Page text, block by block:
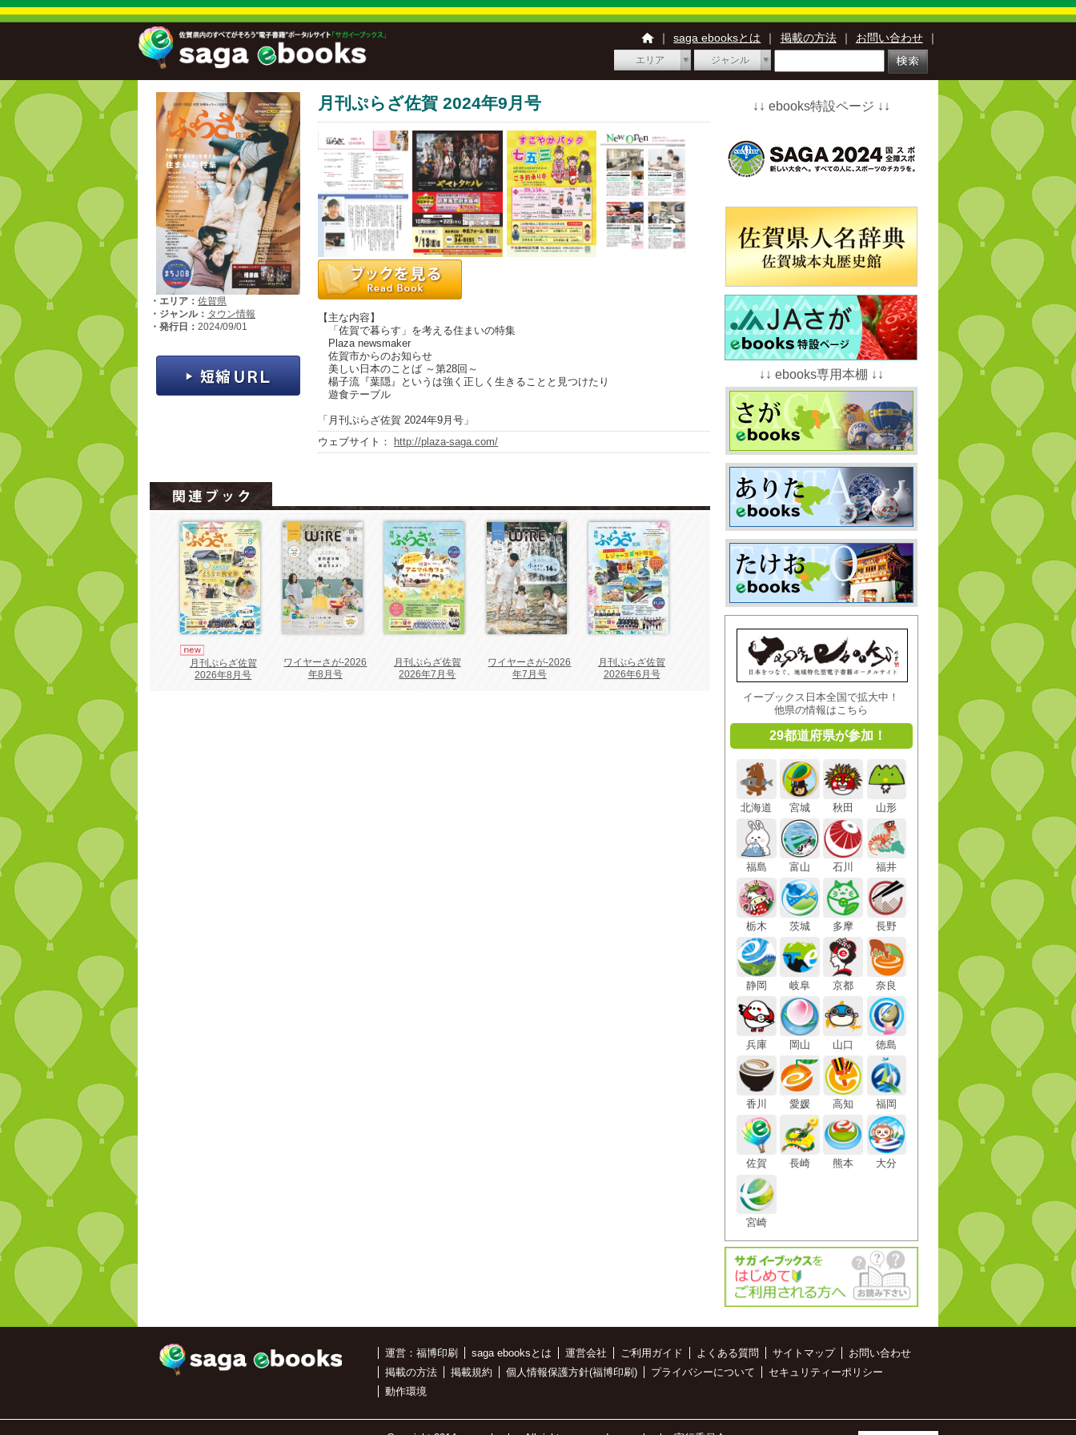
｜ saga ebooksとは ｜ 掲載の方法 ｜ お問い合わせ ｜
エリア ジャンル
・エリア： 佐賀県
・ジャンル： タウン情報
・発行日： 2024/09/01
月刊ぷらざ佐賀 2024年9月号
【主な内容】
「佐賀で暮らす」を考える住まいの特集
Plaza newsmaker
佐賀市からのお知らせ
美しい日本のことば ～第28回～
楊子流『葉隠』というは強く正しく生きることと見つけたり
遊食テーブル
「月刊ぷらざ佐賀 2024年9月号」
ウェブサイト：
http://plaza-saga.com/
月刊ぷらざ佐賀
2026年8月号
ワイヤーさが-2026
年8月号
月刊ぷらざ佐賀
2026年7月号
ワイヤーさが-2026
年7月号
月刊ぷらざ佐賀
2026年6月号
↓↓ ebooks特設ページ ↓↓
↓↓ ebooks専用本棚 ↓↓
イーブックス日本全国で拡大中！
他県の情報はこちら
29都道府県が参加！
北海道 宮城 秋田 山形
福島 富山 石川 福井
栃木 茨城 多摩 長野
静岡 岐阜 京都 奈良
兵庫 岡山 山口 徳島
香川 愛媛 高知 福岡
佐賀 長崎 熊本 大分
宮崎
運営：福博印刷 saga ebooksとは 運営会社 ご利用ガイド よくある質問 サイトマップ
お問い合わせ
掲載の方法
掲載規約 個人情報保護方針(福博印刷) プライバシーについて
セキュリティーポリシー
動作環境